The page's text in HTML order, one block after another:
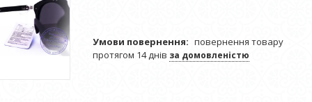
повернення товару
протягом 14 днів за домовленістю